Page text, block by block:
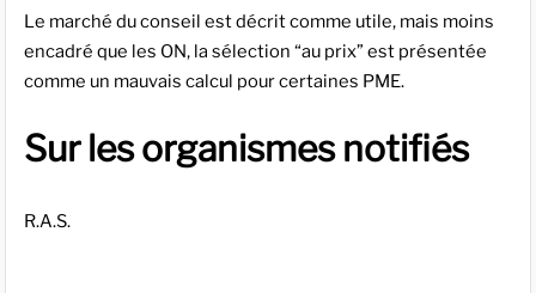
Le marché du conseil est décrit comme utile, mais moins
encadré que les ON, la sélection “au prix” est présentée
comme un mauvais calcul pour certaines PME.
Sur les organismes notifiés
R.A.S.